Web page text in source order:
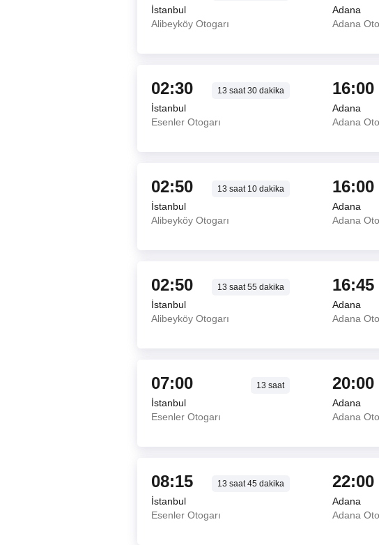
İstanbul
Alibeyköy Otogarı
Adana
Adana
02:30 13 saat30 dakika
İstanbul
Esenler Otogarı
16:00
Adana
Adana
02:50 13 saat10 dakika
İstanbul
Alibeyköy Otogarı
16:00
Adana
Adana
02:50 13 saat55 dakika
İstanbul
Alibeyköy Otogarı
16:45
Adana
Adana
07:00 13 saat
İstanbul
Esenler Otogarı
20:00
Adana
Adana
08:15 13 saat45 dakika
İstanbul
Esenler Otogarı
22:00
Adana
Adana